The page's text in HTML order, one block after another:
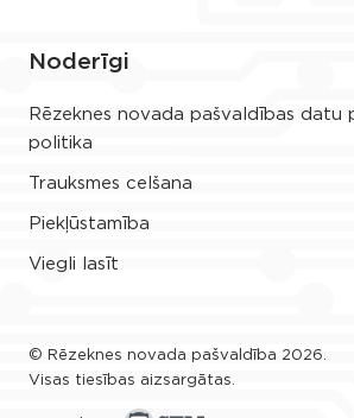
Noderīgi
Rēzeknes novada pašvaldības datu
politika
Trauksmes celšana
Piekļūstamība
Viegli lasīt
© Rēzeknes novada pašvaldība 2026.
Visas tiesības aizsargātas.